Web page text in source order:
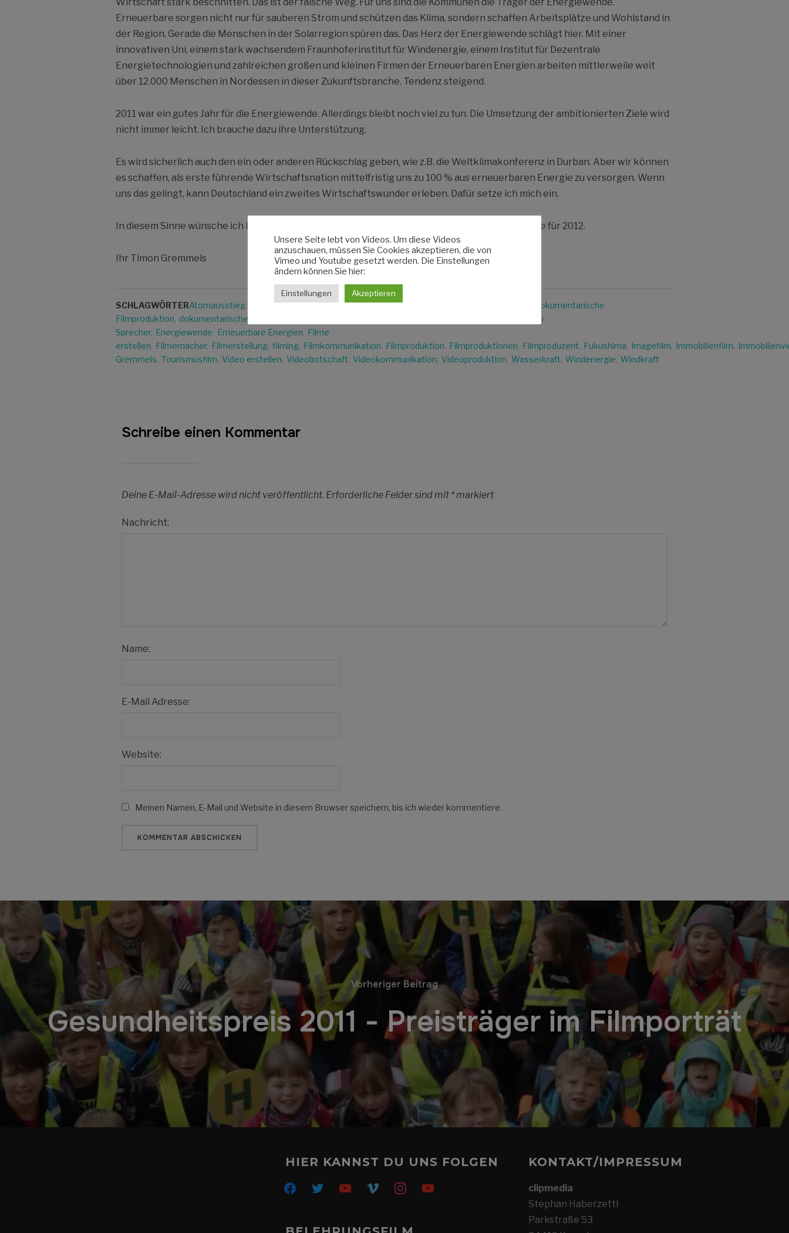
Erneuerbare sorgen nicht nur für sauberen Strom und schützen das Klima, sondern schaffen Arbeitsplätze und Wohlstand in
der Region. Gerade die Menschen in der Solarregion spüren das. Das Herz der Energiewende schlägt hier. Mit einer
innovativen Uni, einem stark wachsendem Fraunhoferinstitut für Windenergie, einem Institut für Dezentrale
Energietechnologien und zahlreichen großen und kleinen Firmen der Erneuerbaren Energien arbeiten mittlerweile weit
über 12.000 Menschen in Nordessen in dieser Zukunftsbranche. Tendenz steigend.
2011 war ein gutes Jahr für die Energiewende. Allerdings bleibt noch viel zu tun. Die Umsetzung der ambitionierten Ziele wird
nicht immer leicht. Ich brauche dazu ihre Unterstützung.
Es wird sicherlich auch den ein oder anderen Rückschlag geben, wie z.B. die Weltklimakonferenz in Durban. Aber wir können
es schaffen, als erste führende Wirtschaftsnation mittelfristig uns zu 100 % aus erneuerbaren Energie zu versorgen. Wenn
uns das gelingt, kann Deutschland ein zweites Wirtschaftswunder erleben. Dafür setze ich mich ein.
In diesem Sinne wünsche ich Ihnen frohe und geruhsame Festtage und viel erneuerbare Energie für 2012.
Ihr Timon Gremmels
SCHLAGWÖRTERAtomausstieg, Biomasse, Bürgersolar Bürgerwind, clipmedia
dokumentarische
Filmproduktion, dokumentarischer Imagefilm
energiepolitischer
Sprecher, Energiewende, Erneuerbare Energien, Filme
erstellen, Filmemacher, Filmerstellung, filming, Filmkommunikation, Filmproduktion, Filmproduktionen, Filmproduzent, Fukushima, Imagefilm, Immobilienfilm,
Gremmels, Tourismusfilm, Video erstellen, Videobotschaft, Videokommunikation, Videoproduktion, Wasserkraft, Windenergie, Windkraft
Schreibe einen Kommentar
Deine E-Mail-Adresse wird nicht veröffentlicht. Erforderliche Felder sind mit *markiert
Nachricht:
Name:
E-Mail Adresse:
Website:
Meinen Namen, E-Mail und Website in diesem Browser speichern, bis ich wieder kommentiere.
Vorheriger Beitrag
Gesundheitspreis 2011 - Preisträger im Filmporträt
HIER KANNST DU UNS FOLGEN
facebooktwitter youtubevimeo instagramyoutube
KONTAKT/IMPRESSUM
clipmedia
Stephan Haberzettl
Parkstraße 53
Unsere Seite lebt von Videos. Um diese Videos
anzuschauen, müssen Sie Cookies akzeptieren, die von
Vimeo und Youtube gesetzt werden. Die Einstellungen
ändern können Sie hier:
Einstellungen Akzeptieren